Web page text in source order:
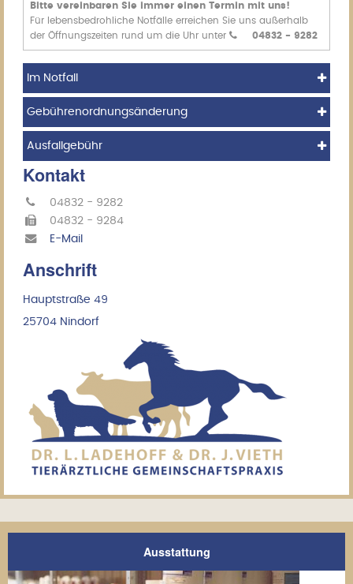
Bitte vereinbaren Sie immer einen Termin mit uns!
Für lebensbedrohliche Notfälle erreichen Sie uns außerhalb
der Öffnungszeiten rund um die Uhr unter
04832 - 9282
Im Notfall
Gebührenordnungsänderung
Ausfallgebühr
Kontakt
04832 - 9282
04832 - 9284
E-Mail
Anschrift
Hauptstraße 49
25704 Nindorf
Ausstattung